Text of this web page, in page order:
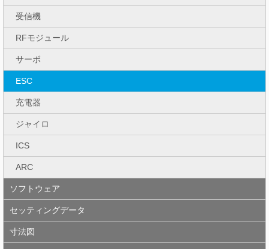
受信機
RFモジュール
サーボ
ESC
充電器
ジャイロ
ICS
ARC
ソフトウェア
セッティングデータ
寸法図